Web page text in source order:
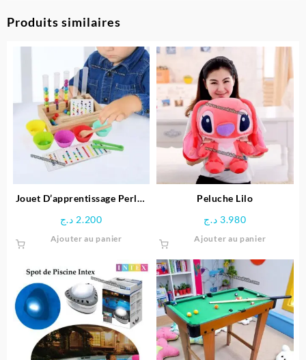
Produits similaires
Jouet D’apprentissage Perles
2.200 د.ج
Ajouter au panier
Peluche Lilo
3.980 د.ج
Ajouter au panier